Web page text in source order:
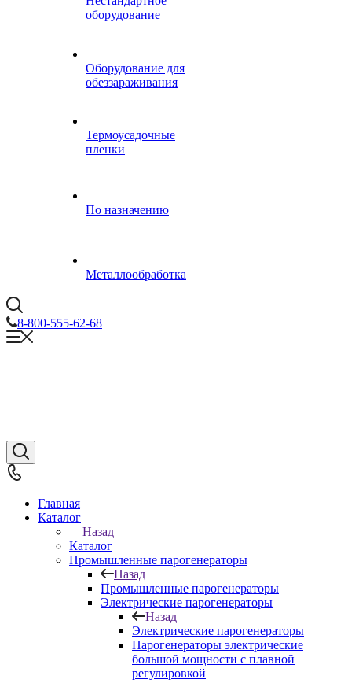
оборудование
Оборудование для
обеззараживания
Термоусадочные
пленки
По назначению
Металлообработка
8-800-555-62-68
Главная
Каталог
Назад
Каталог
Промышленные парогенераторы
Назад
Промышленные парогенераторы
Электрические парогенераторы
Назад
Электрические парогенераторы
Парогенераторы электрические
большой мощности с плавной
регулировкой